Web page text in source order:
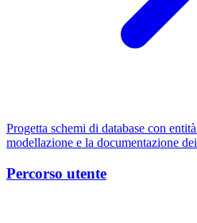
Progetta schemi di database con
modellazione e la documentazione
Percorso utente